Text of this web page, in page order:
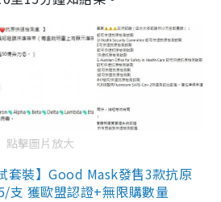
點擊圖片放大
套裝】Good Mask發售3款抗原
支 獲歐盟認證+無限購數量